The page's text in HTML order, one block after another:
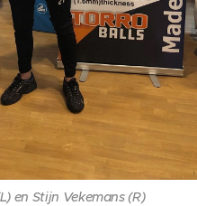
en Stijn Vekemans (R)